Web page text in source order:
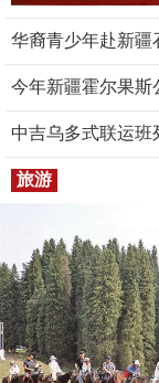
华裔青少年赴新疆
今年新疆霍尔果斯
中吉乌多式联运班
旅游